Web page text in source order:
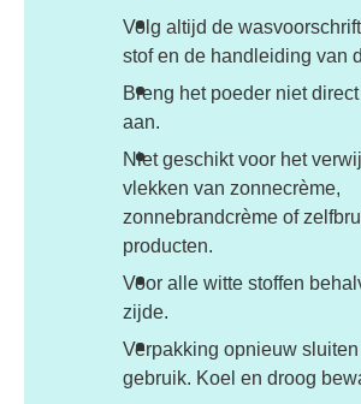
Volg altijd de
stof en de handleiding van
Breng het poeder niet
aan.
Niet geschikt voor het
vlekken van zonnecrème,
zonnebrandcrème of
producten.
Voor alle witte stoffen
zijde.
Verpakking opnieuw sluiten
gebruik. Koel en droog